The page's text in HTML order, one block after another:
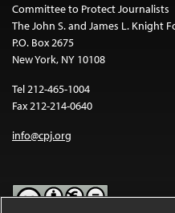
Committee to Protect Journalists
The John S. and James L. Knight
P.O. Box 2675
New York, NY 10108
Tel 212-465-1004
Fax 212-214-0640
info@cpj.org